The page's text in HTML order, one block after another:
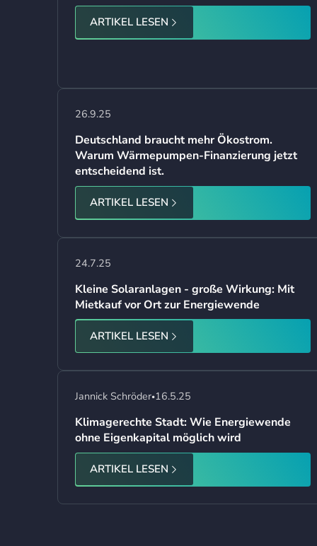
ARTIKEL LESEN
26.9.25
Deutschland braucht mehr Ökostrom.
Warum Wärmepumpen-Finanzierung jetzt
entscheidend ist.
ARTIKEL LESEN
24.7.25
Kleine Solaranlagen - große Wirkung: Mit
Mietkauf vor Ort zur Energiewende
ARTIKEL LESEN
Jannick Schröder•16.5.25
Klimagerechte Stadt: Wie Energiewende
ohne Eigenkapital möglich wird
ARTIKEL LESEN